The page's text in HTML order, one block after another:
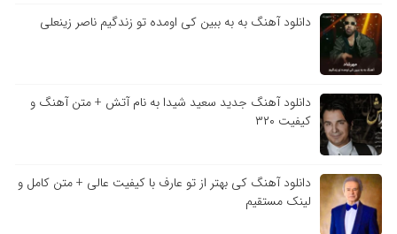
دانلود آهنگ به به ببین کی اومده تو زندگیم ناصر زینعلی
دانلود آهنگ جدید سعید شیدا به نام آتش + متن آهنگ و
کیفیت ۳۲۰
دانلود آهنگ کی بهتر از تو عارف با کیفیت عالی + متن کامل و
لینک مستقیم